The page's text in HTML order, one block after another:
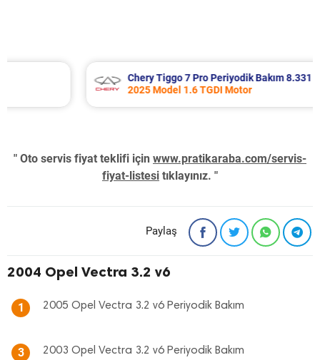
Chery Tiggo 7 Pro Periyodik Bakım 8.331 TL
2025 Model 1.6 TGDI Motor
" Oto servis fiyat teklifi için www.pratikaraba.com/servis-
fiyat-listesi tıklayınız. "
Paylaş
2004 Opel Vectra 3.2 v6
1 2005 Opel Vectra 3.2 v6 Periyodik Bakım
3 2003 Opel Vectra 3.2 v6 Periyodik Bakım